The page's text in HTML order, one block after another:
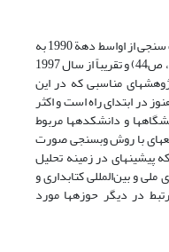
چنانکه در مقدمه هم اشاره شد، حوزه وب سنجی از اواسط دهة 1990 به
وجود آمده (بجورنبورن و اینگورسن، 1382، ص44) و تقریباً از سال 1997
مناسبی که در این
در ابتدای راه است و اکثر
و دانشکده­ها مربوط
با روش وب­سنجی صورت
پیشینه­ای در زمینه تحلیل
و بین‌المللی کتابداری و
در دیگر حوزه­ها مورد